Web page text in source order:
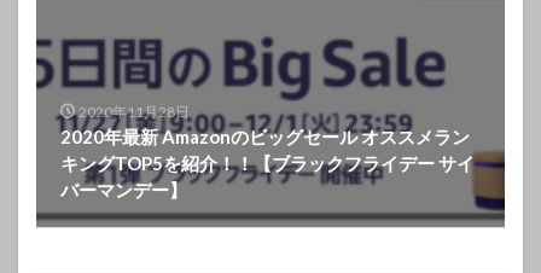
2020年11月28日
2020年最新 Amazonのビッグセール オススメラン
キングTOP5を紹介！！【ブラックフライデー サイ
バーマンデー】